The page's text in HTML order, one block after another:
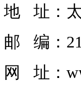
地 址：
邮 编：
网 址：